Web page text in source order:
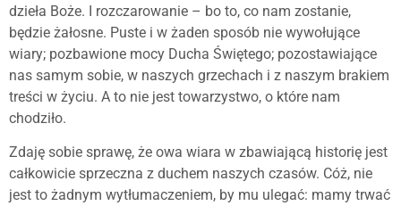
dzieła Boże. I rozczarowanie – bo to, co nam zostanie,
będzie żałosne. Puste i w żaden sposób nie wywołujące
wiary; pozbawione mocy Ducha Świętego; pozostawiające
nas samym sobie, w naszych grzechach i z naszym brakiem
treści w życiu. A to nie jest towarzystwo, o które nam
chodziło.
Zdaję sobie sprawę, że owa wiara w zbawiającą historię jest
całkowicie sprzeczna z duchem naszych czasów. Cóż, nie
jest to żadnym wytłumaczeniem, by mu ulegać: mamy trwać